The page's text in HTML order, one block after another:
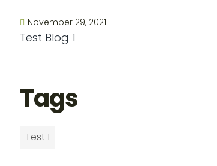
November 29, 2021
Test Blog 1
Tags
Test 1